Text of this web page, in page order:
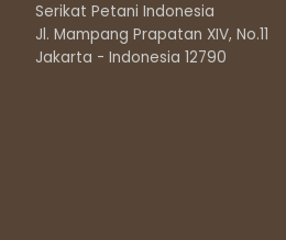
Serikat Petani Indonesia
Jl. Mampang Prapatan XIV, No.11
Jakarta - Indonesia 12790